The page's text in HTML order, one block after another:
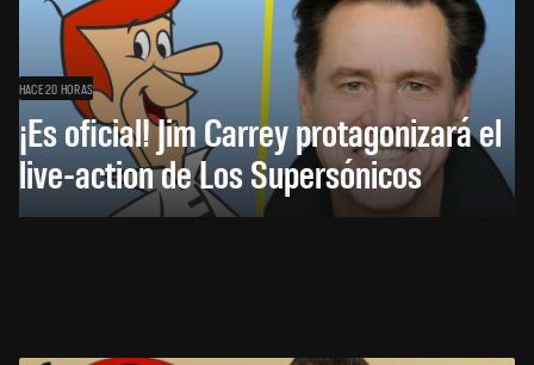
HACE 20 HORAS
¡Es oficial! Jim Carrey protagonizará el
live-action de Los Supersónicos